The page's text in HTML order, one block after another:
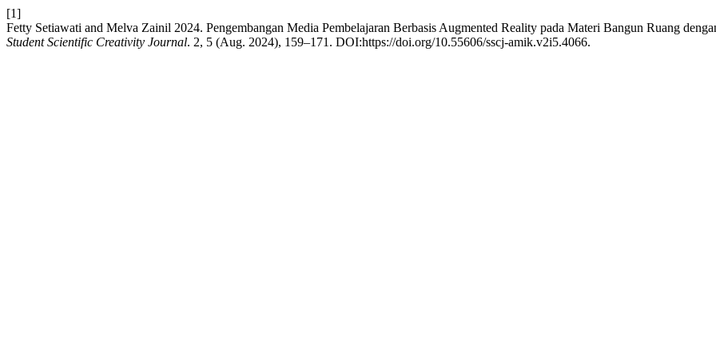
[1]
Fetty Setiawati and Melva Zainil 2024. Pengembangan Media Pembelajaran Berbasis Augmented Reality pada Materi Bangun Ruang
Student Scientific Creativity Journal. 2, 5 (Aug. 2024), 159–171. DOI:https://doi.org/10.55606/sscj-amik.v2i5.4066.